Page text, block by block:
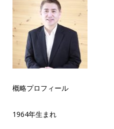
概略プロフィール
1964年生まれ